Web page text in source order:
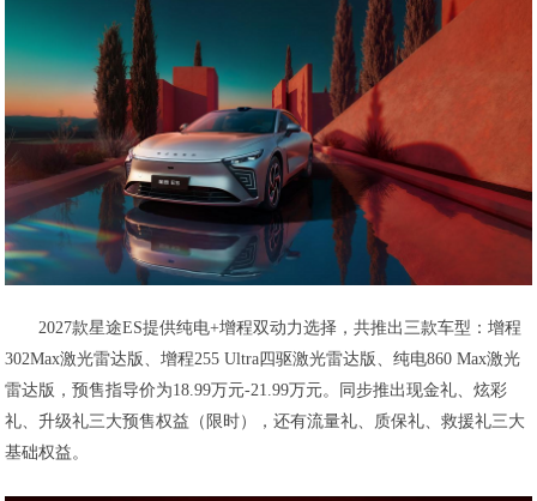
2027款星途ES提供纯电+增程双动力选择，共推出三款车型：增程
302Max激光雷达版、增程255 Ultra四驱激光雷达版、纯电860 Max激光
雷达版，预售指导价为18.99万元-21.99万元。同步推出现金礼、炫彩
礼、升级礼三大预售权益（限时），还有流量礼、质保礼、救援礼三大
基础权益。